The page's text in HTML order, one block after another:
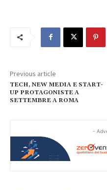
Previous article
TECH, NEW MEDIA E START-
UP PROTAGONISTE A
SETTEMBRE A ROMA
-